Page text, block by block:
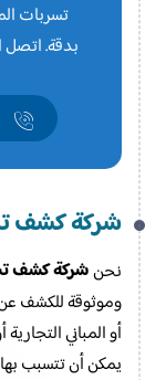
تسربات
بدقة. اتصل
شركة كشف
نحنشركة كشف
وموثوقة للكشف عن
أو المباني
يمكن أن تتسبب بها